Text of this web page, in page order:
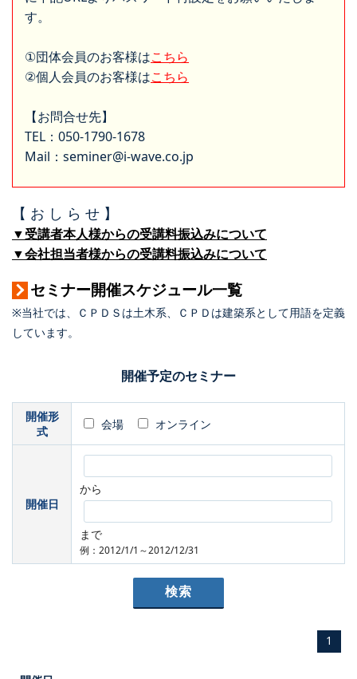
す。
①団体会員のお客様はこちら
②個人会員のお客様はこちら
【お問合せ先】
TEL：050-1790-1678
Mail：seminer@i-wave.co.jp
【 お し ら せ 】
▼受講者本人様からの受講料振込みについて
▼会社担当者様からの受講料振込みについて
セミナー開催スケジュール一覧
※当社では、ＣＰＤＳは土木系、ＣＰＤは建築系として用語を定義
しています。
開催予定のセミナー
開催形
式
会場 オンライン
開催日
から
まで
例：2012/1/1～2012/12/31
1